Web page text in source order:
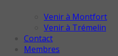
Venir à Montfort
Venir à Trémelin
Contact
Membres